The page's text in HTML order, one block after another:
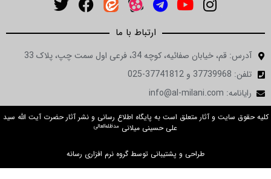
ارتباط با ما
آدرس: قم، خیابان صفائیه، کوچه 34، فرعی اول سمت چپ، پلاک 33
تلفن: 37739968 و 37741812-025
رایانامه: info@al-milani.com
کلیه حقوق سایت و آثار متعلق است به پایگاه اطلاع رسانی و نشر آثار حضرت آیت الله سید
علی حسینی میلانی مدظله‌العالی
طراحی و پشتیبانی توسط گروه نرم افزاری رسانه